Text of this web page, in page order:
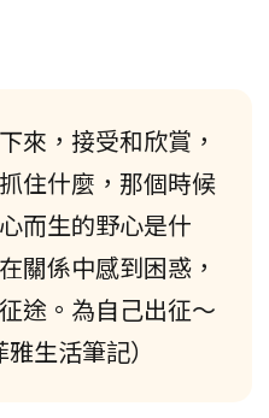
來，接受和欣賞，
住什麼，那個時候
而生的野心是什
關係中感到困惑，
途。為自己出征～
生活筆記）